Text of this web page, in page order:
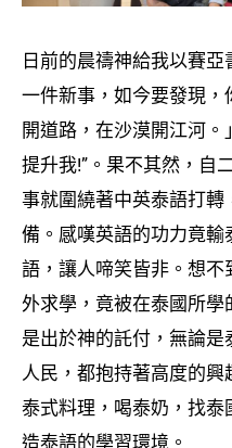
日前的晨禱神給我以賽
一件新事，如今要發現，
開道路，在沙漠開江河。
提升我!”。果不其然，自
事就圍繞著中英泰語打
備。感嘆英語的功力竟
語，讓人啼笑皆非。想
外求學，竟被在泰國所學
是出於神的託付，無論
人民，都抱持著高度的
泰式料理，喝泰奶，找
造泰語的學習環境。